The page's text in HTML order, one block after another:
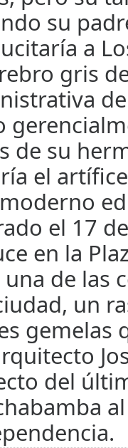
su
a
gris
de su
el
el 17
en la
de las
un
gemelas
del